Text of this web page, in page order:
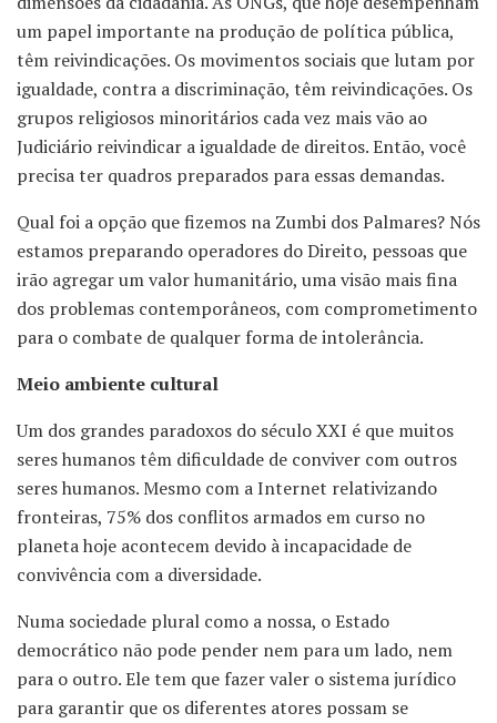
um papel importante na produção de política pública,
têm reivindicações. Os movimentos sociais que lutam por
igualdade, contra a discriminação, têm reivindicações. Os
grupos religiosos minoritários cada vez mais vão ao
Judiciário reivindicar a igualdade de direitos. Então, você
precisa ter quadros preparados para essas demandas.
Qual foi a opção que fizemos na Zumbi dos Palmares? Nós
estamos preparando operadores do Direito, pessoas que
irão agregar um valor humanitário, uma visão mais fina
dos problemas contemporâneos, com comprometimento
para o combate de qualquer forma de intolerância.
Meio ambiente cultural
Um dos grandes paradoxos do século XXI é que muitos
seres humanos têm dificuldade de conviver com outros
seres humanos. Mesmo com a Internet relativizando
fronteiras, 75% dos conflitos armados em curso no
planeta hoje acontecem devido à incapacidade de
convivência com a diversidade.
Numa sociedade plural como a nossa, o Estado
democrático não pode pender nem para um lado, nem
para o outro. Ele tem que fazer valer o sistema jurídico
para garantir que os diferentes atores possam se